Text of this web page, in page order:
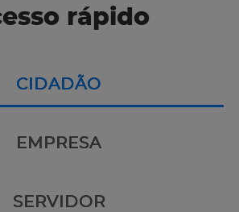
rápido
CIDADÃO
EMPRESA
SERVIDOR